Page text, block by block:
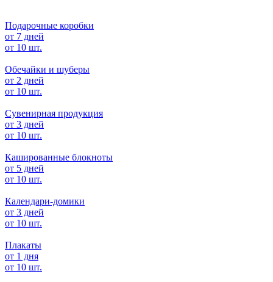
Подарочные коробки
от 7 дней
от 10 шт.
Обечайки и шуберы
от 2 дней
от 10 шт.
Сувенирная продукция
от 3 дней
от 10 шт.
Кашированные блокноты
от 5 дней
от 10 шт.
Календари-домики
от 3 дней
от 10 шт.
Плакаты
от 1 дня
от 10 шт.